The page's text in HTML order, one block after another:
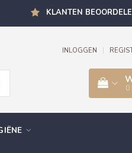
KLANTEN
INLOGGEN
0